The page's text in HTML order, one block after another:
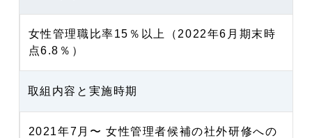
女性管理職比率15％以上（2022年6月期末時
点6.8％）
取組内容と実施時期
2021年7月〜 女性管理者候補の社外研修への